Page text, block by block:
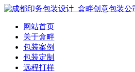
网站首页
关于盒畔
包装案例
包装定制
远程打样